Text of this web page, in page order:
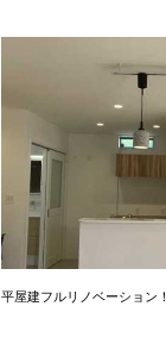
平屋建フルリノベーション！